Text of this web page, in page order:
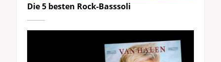
Die 5 besten Rock-Basssoli